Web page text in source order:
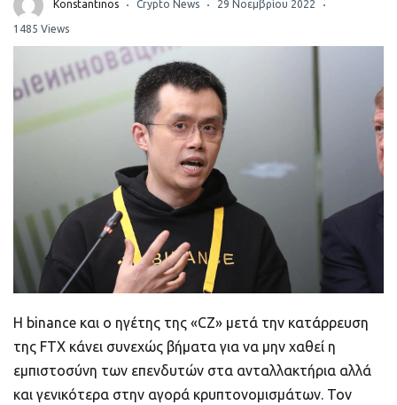
Konstantinos Crypto News 29 Νοεμβρίου 2022
1485 Views
Η binance και ο ηγέτης της «CZ» μετά την κατάρρευση
της FTX κάνει συνεχώς βήματα για να μην χαθεί η
εμπιστοσύνη των επενδυτών στα ανταλλακτήρια αλλά
και γενικότερα στην αγορά κρυπτονομισμάτων. Τον
ποιοτικό
Πορτοφόλια Κρυπτονομισμάτων
Metamask τι είναι και πως λειτουργεί αυτό
το πορτοφόλι;
Νομοθεσία